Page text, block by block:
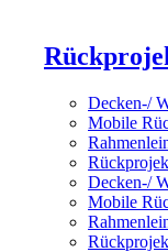
Decken-/
Mobile
Decken-/
Mobile